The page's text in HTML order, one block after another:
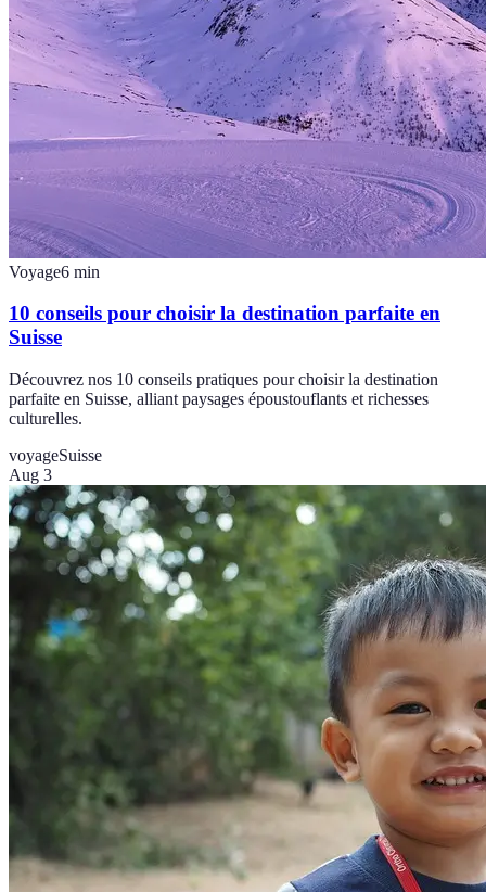
Voyage6 min
10 conseils pour choisir la destination parfaite en
Suisse
Découvrez nos 10 conseils pratiques pour choisir la destination
parfaite en Suisse, alliant paysages époustouflants et richesses
culturelles.
voyageSuisse
Aug 3